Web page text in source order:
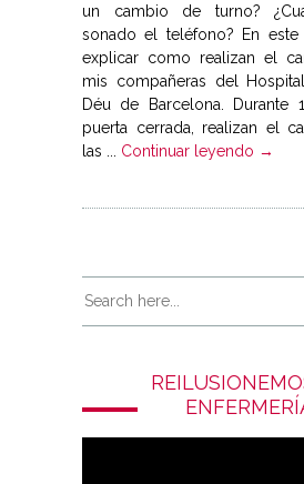
un cambio de turno?
sonado el teléfono? En
explicar como realizan el
mis compañeras del
Déu de Barcelona. Durante
puerta cerrada, realizan el
las ... Continuar leyendo →